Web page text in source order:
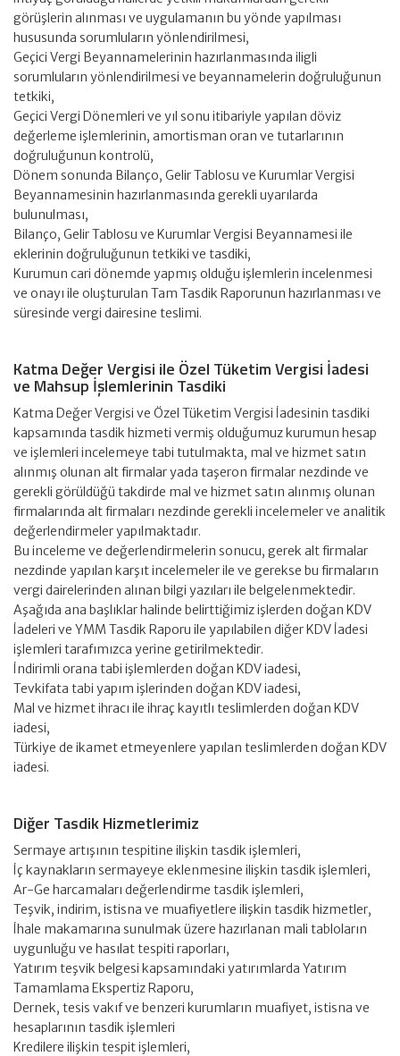
görüşlerin alınması ve uygulamanın bu yönde yapılması
hususunda sorumluların yönlendirilmesi,
Geçici Vergi Beyannamelerinin hazırlanmasında iligli
sorumluların yönlendirilmesi ve beyannamelerin doğruluğunun
tetkiki,
Geçici Vergi Dönemleri ve yıl sonu itibariyle yapılan döviz
değerleme işlemlerinin, amortisman oran ve tutarlarının
doğruluğunun kontrolü,
Dönem sonunda Bilanço, Gelir Tablosu ve Kurumlar Vergisi
Beyannamesinin hazırlanmasında gerekli uyarılarda
bulunulması,
Bilanço, Gelir Tablosu ve Kurumlar Vergisi Beyannamesi ile
eklerinin doğruluğunun tetkiki ve tasdiki,
Kurumun cari dönemde yapmış olduğu işlemlerin incelenmesi
ve onayı ile oluşturulan Tam Tasdik Raporunun hazırlanması ve
süresinde vergi dairesine teslimi.
Katma Değer Vergisi ile Özel Tüketim Vergisi İadesi
ve Mahsup İşlemlerinin Tasdiki
Katma Değer Vergisi ve Özel Tüketim Vergisi İadesinin tasdiki
kapsamında tasdik hizmeti vermiş olduğumuz kurumun hesap
ve işlemleri incelemeye tabi tutulmakta, mal ve hizmet satın
alınmış olunan alt firmalar yada taşeron firmalar nezdinde ve
gerekli görüldüğü takdirde mal ve hizmet satın alınmış olunan
firmalarında alt firmaları nezdinde gerekli incelemeler ve analitik
değerlendirmeler yapılmaktadır.
Bu inceleme ve değerlendirmelerin sonucu, gerek alt firmalar
nezdinde yapılan karşıt incelemeler ile ve gerekse bu firmaların
vergi dairelerinden alınan bilgi yazıları ile belgelenmektedir.
Aşağıda ana başlıklar halinde belirttiğimiz işlerden doğan KDV
İadeleri ve YMM Tasdik Raporu ile yapılabilen diğer KDV İadesi
işlemleri tarafımızca yerine getirilmektedir.
İndirimli orana tabi işlemlerden doğan KDV iadesi,
Tevkifata tabi yapım işlerinden doğan KDV iadesi,
Mal ve hizmet ihracı ile ihraç kayıtlı teslimlerden doğan KDV
iadesi,
Türkiye de ikamet etmeyenlere yapılan teslimlerden doğan KDV
iadesi.
Diğer Tasdik Hizmetlerimiz
Sermaye artışının tespitine ilişkin tasdik işlemleri,
İç kaynakların sermayeye eklenmesine ilişkin tasdik işlemleri,
Ar-Ge harcamaları değerlendirme tasdik işlemleri,
Teşvik, indirim, istisna ve muafiyetlere ilişkin tasdik hizmetler,
İhale makamarına sunulmak üzere hazırlanan mali tabloların
uygunluğu ve hasılat tespiti raporları,
Yatırım teşvik belgesi kapsamındaki yatırımlarda Yatırım
Tamamlama Ekspertiz Raporu,
Dernek, tesis vakıf ve benzeri kurumların muafiyet, istisna ve
hesaplarının tasdik işlemleri
Kredilere ilişkin tespit işlemleri,